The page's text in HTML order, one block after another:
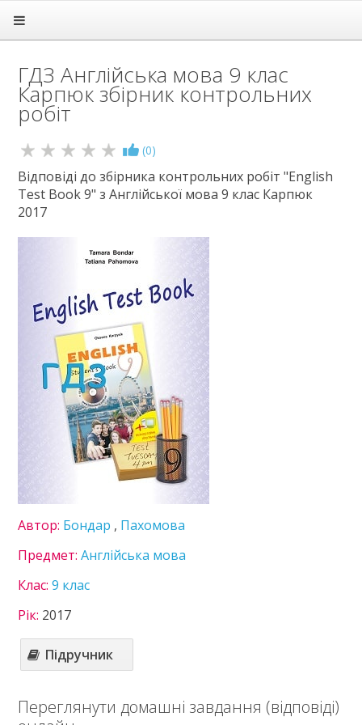
Підручники
ГДЗ
1 клас
2 клас
4 клас
5 клас
6 клас
7 клас
8 клас
Англійська мова
Біологія
Всесвітня історія
Географія
Геометрія
Зарубіжна література
Інформатика
Історія України
Математика
Німецька мова
Правознавство
Здоров’я
Українська література
Українська мова
Фізика
Хімія
11 клас
Статті
Політика
ГДЗ Англійська мова 9 клас
Карпюк збірник контрольних
робіт
(0)
Відповіді до збірника контрольних робіт "English
Test Book 9" з Англійської мова 9 клас Карпюк
2017
Автор: Бондар , Пахомова
Предмет:Англійська мова
Клас:9 клас
Рік: 2017
Підручник
Переглянути домашні завдання (відповіді)